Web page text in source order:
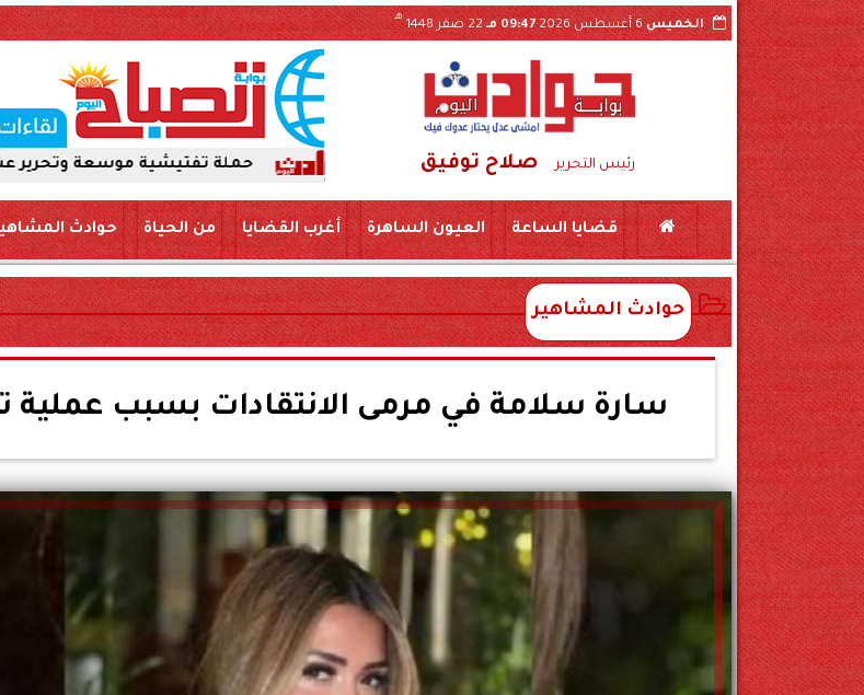
الخميس6 أغسطس 2026 09:47 مـ 22 صفر 1448
هـ
رئيس التحرير صلاح توفيق حملة تفتيشية موسعة وتحرير عشرات المحاضر الداخلية عبر «السوشيال ميديا»
قضايا الساعة العيون الساهرة أغرب القضايا من الحياة حوادث
حوادث المشاهير
سارة سلامة في مرمى الانتقادات بسبب عملية